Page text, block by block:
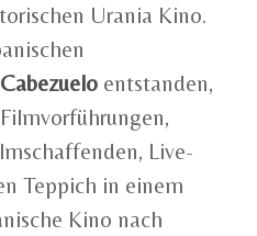
Urania Kino.
entstanden,
Live-
Teppich in einem
Kino nach